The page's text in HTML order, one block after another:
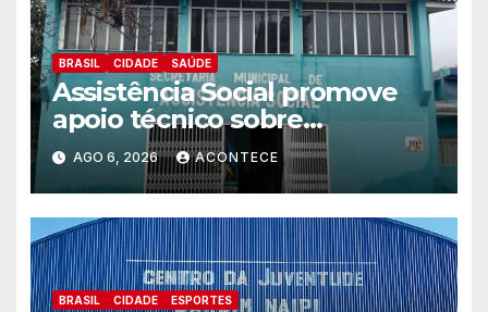
BRASIL CIDADE SAÚDE
Assistência Social promove
apoio técnico sobre
preparação e resposta a
situações de emergência e
calamidade pública
AGO 6, 2026 ACONTECE
BRASIL CIDADE ESPORTES